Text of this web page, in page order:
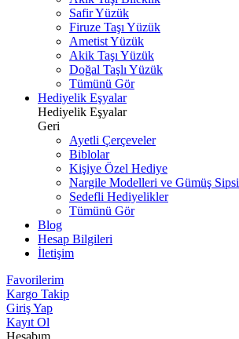
Safir Yüzük
Firuze Taşı Yüzük
Ametist Yüzük
Akik Taşı Yüzük
Doğal Taşlı Yüzük
Tümünü Gör
Hediyelik Eşyalar
Hediyelik Eşyalar
Geri
Ayetli Çerçeveler
Biblolar
Kişiye Özel Hediye
Nargile Modelleri ve Gümüş Sipsi
Sedefli Hediyelikler
Tümünü Gör
Blog
Hesap Bilgileri
İletişim
Favorilerim
Kargo Takip
Giriş Yap
Kayıt Ol
Hesabım